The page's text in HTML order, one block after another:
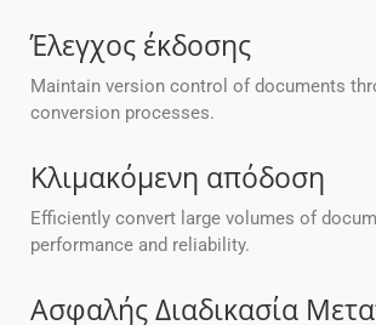
Έλεγχος έκδοσης
Maintain version control of documents
conversion processes.
Κλιμακόμενη απόδοση
Efficiently convert large volumes of
performance and reliability.
Ασφαλής Διαδικασία